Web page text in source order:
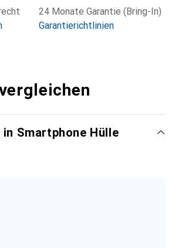
24 Monate Garantie (Bring-In)
Garantierichtlinien
Smartphone Hülle